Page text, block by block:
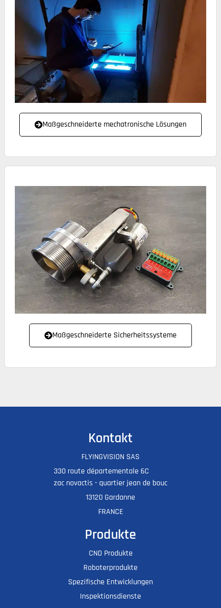
Maßgeschneiderte mechatronische Lösungen
Maßgeschneiderte Sicherheitssysteme
Kontakt
FLYINGVISION SAS
330 route départementale 6C
zac novactis - quartier jean de bouc
13120 Gardanne
FRANCE
Produkte
CND Produkte
Roboterprodukte
Spezifische Entwicklungen
Inspektionsdienste